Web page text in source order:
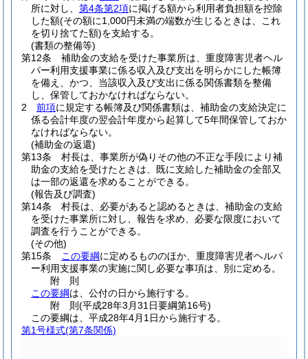
所に対し、 第4条第2項に掲げる額から利用者負担額を控除
した額(その額に1,000円未満の端数が生じるときは、これ
を切り捨てた額)を支給する。
(書類の整備等)
第12条
補助金の支給を受けた事業所は、重度障害児者ヘル
パー利用支援事業に係る収入及び支出を明らかにした帳簿
を備え、かつ、当該収入及び支出に係る関係書類を整備
し、保管しておかなければならない。
2
前項に規定する帳簿及び関係書類は、補助金の支給決定に
係る会計年度の翌会計年度から起算して5年間保管しておか
なければならない。
(補助金の返還)
第13条
村長は、事業所が偽りその他の不正な手段により補
助金の支給を受けたときは、既に支給した補助金の全部又
は一部の返還を求めることができる。
(報告及び調査)
第14条
村長は、必要があると認めるときは、補助金の支給
を受けた事業所に対し、報告を求め、必要な限度において
調査を行うことができる。
(その他)
第15条
この要綱に定めるもののほか、重度障害児者ヘルパ
ー利用支援事業の実施に関し必要な事項は、別に定める。
附 則
この要綱は、公付の日から施行する。
附 則(平成28年3月31日要綱第16号)
この要綱は、平成28年4月1日から施行する。
第1号様式(第7条関係)